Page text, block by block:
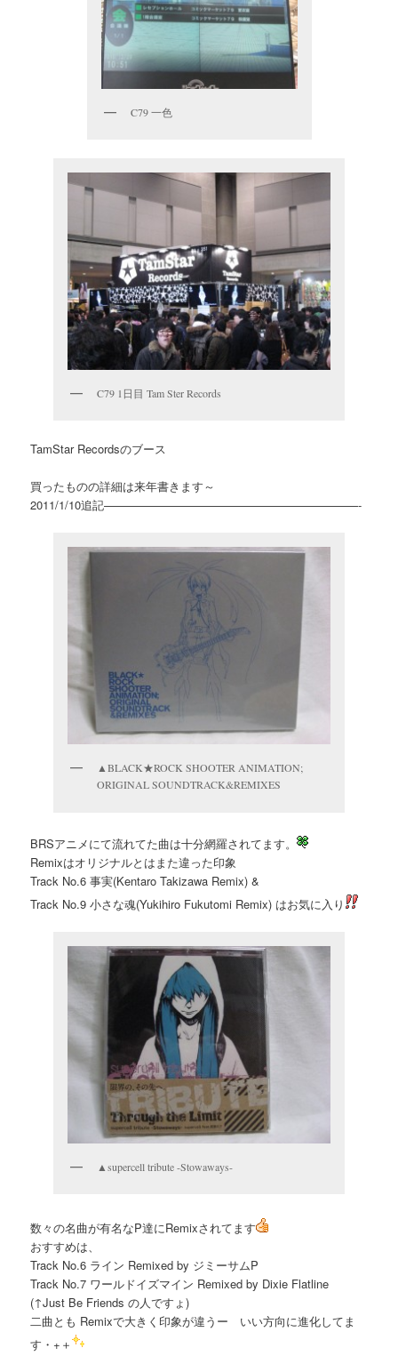
C79 一色
C79 1日目 Tam Ster Records
TamStar Recordsのブース
買ったものの詳細は来年書きます～
2011/1/10追記——————————————————————-
▲BLACK★ROCK SHOOTER ANIMATION;
ORIGINAL SOUNDTRACK&REMIXES
BRSアニメにて流れてた曲は十分網羅されてます。
Remixはオリジナルとはまた違った印象
Track No.6 事実(Kentaro Takizawa Remix) &
Track No.9 小さな魂(Yukihiro Fukutomi Remix) はお気に入り
▲supercell tribute -Stowaways-
数々の名曲が有名なP達にRemixされてます
おすすめは、
Track No.6 ライン Remixed by ジミーサムP
Track No.7 ワールドイズマイン Remixed by Dixie Flatline
(↑Just Be Friends の人ですょ)
二曲とも Remixで大きく印象が違うー いい方向に進化してま
す・+＋